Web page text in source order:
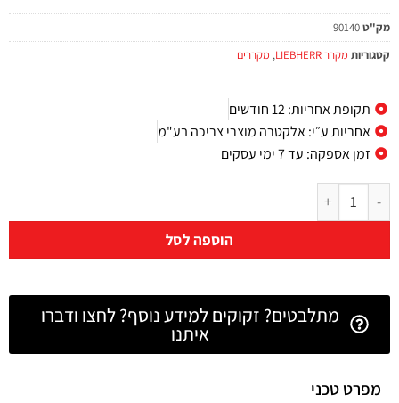
מק"ט90140
קטגוריות מקרר LIEBHERR , מקררים
תקופת אחריות: 12 חודשים
אחריות ע״י: אלקטרה מוצרי צריכה בע"מ
זמן אספקה: עד 7 ימי עסקים
הוספה לסל
מתלבטים? זקוקים למידע נוסף? לחצו ודברו
איתנו
מפרט טכני